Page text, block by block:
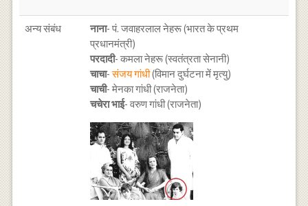
अन्य संबंध नाना- पं. जवाहरलाल नेहरू (भारत के प्रथम
प्रधानमंत्री)
परदादी- कमला नेहरू (स्वतंत्रता सेनानी)
चाचा-संजय गांधी(विमान दुर्घटना में मृत्यु)
चाची- मेनका गांधी (राजनेता)
चचेरा भाई- वरुण गांधी (राजनेता)